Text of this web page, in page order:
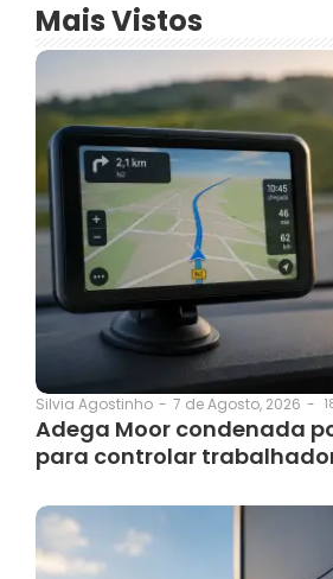
Mais Vistos
Silvia Agostinho - 7 de Agosto, 2026 -
Adega Moor condenada
para controlar